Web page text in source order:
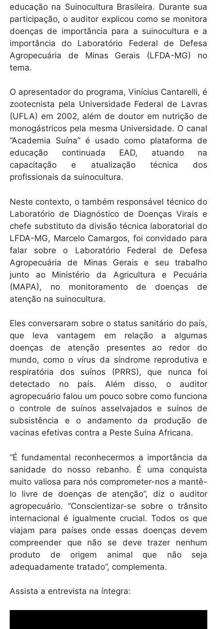
educação na Suinocultura Brasileira. Durante sua
participação, o auditor explicou como se monitora
doenças de importância para a suinocultura e a
importância do Laboratório Federal de Defesa
Agropecuária de Minas Gerais (LFDA-MG) no
tema.
O apresentador do programa, Vinícius Cantarelli, é
zootecnista pela Universidade Federal de Lavras
(UFLA) em 2002, além de doutor em nutrição de
monogástricos pela mesma Universidade. O canal
“Academia Suína” é usado como plataforma de
educação continuada EAD, atuando na
capacitação e atualização técnica dos
profissionais da suinocultura.
Neste contexto, o também responsável técnico do
Laboratório de Diagnóstico de Doenças Virais e
chefe substituto da divisão técnica laboratorial do
LFDA-MG, Marcelo Camargos, foi convidado para
falar sobre o Laboratório Federal de Defesa
Agropecuária de Minas Gerais e seu trabalho
junto ao Ministério da Agricultura e Pecuária
(MAPA), no monitoramento de doenças de
atenção na suinocultura.
Eles conversaram sobre o status sanitário do país,
que leva vantagem em relação a algumas
doenças de atenção presentes ao redor do
mundo, como o vírus da síndrome reprodutiva e
respiratória dos suínos (PRRS), que nunca foi
detectado no país. Além disso, o auditor
agropecuário falou um pouco sobre como funciona
o controle de suínos asselvajados e suínos de
subsistência e o andamento da produção de
vacinas efetivas contra a Peste Suína Africana.
“É fundamental reconhecermos a importância da
sanidade do nosso rebanho. É uma conquista
muito valiosa para nós comprometer-nos a mantê-
lo livre de doenças de atenção”, diz o auditor
agropecuário. “Conscientizar-se sobre o trânsito
internacional é igualmente crucial. Todos os que
viajam para países onde essas doenças devem
compreender que não se deve trazer nenhum
produto de origem animal que não seja
adequadamente tratado”, complementa.
Assista a entrevista na íntegra: